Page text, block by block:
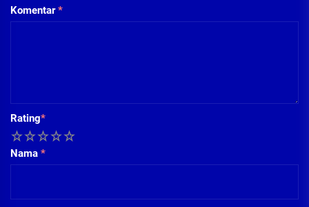
Komentar*
Rating*
5
4
3
2
Nama *